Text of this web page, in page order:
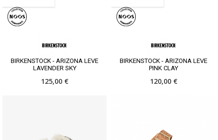
BIRKENSTOCK - ARIZONA LEVE
LAVENDER SKY
125,00 €
BIRKENSTOCK - ARIZONA LEVE
PINK CLAY
120,00 €